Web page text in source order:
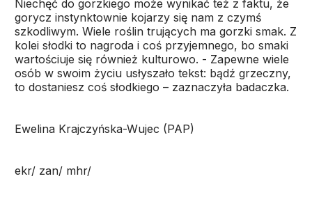
Niechęć do gorzkiego może wynikać też z faktu, że
gorycz instynktownie kojarzy się nam z czymś
szkodliwym. Wiele roślin trujących ma gorzki smak. Z
kolei słodki to nagroda i coś przyjemnego, bo smaki
wartościuje się również kulturowo. - Zapewne wiele
osób w swoim życiu usłyszało tekst: bądź grzeczny,
to dostaniesz coś słodkiego – zaznaczyła badaczka.
Ewelina Krajczyńska-Wujec (PAP)
ekr/ zan/ mhr/